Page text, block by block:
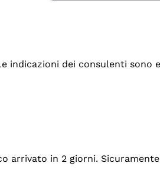
dei consulenti sono
arrivato in 2 giorni.